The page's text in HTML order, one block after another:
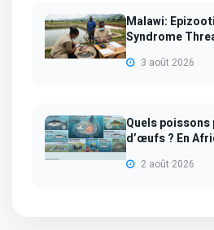
Malawi:
Syndrome
3 août 2026
Quels
d’œufs ? En
2 août 2026